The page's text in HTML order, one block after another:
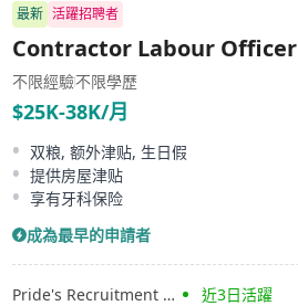
最新 活躍招聘者
Contractor Labour Officer
不限經驗不限學歷
$25K-38K/月
双粮, 额外津贴, 生日假
提供房屋津贴
享有牙科保险
成為最早的申請者
Pride's Recruitment Limited 近3日活躍